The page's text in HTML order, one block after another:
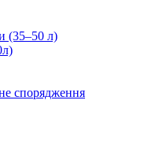
(35–50 л)
спорядження